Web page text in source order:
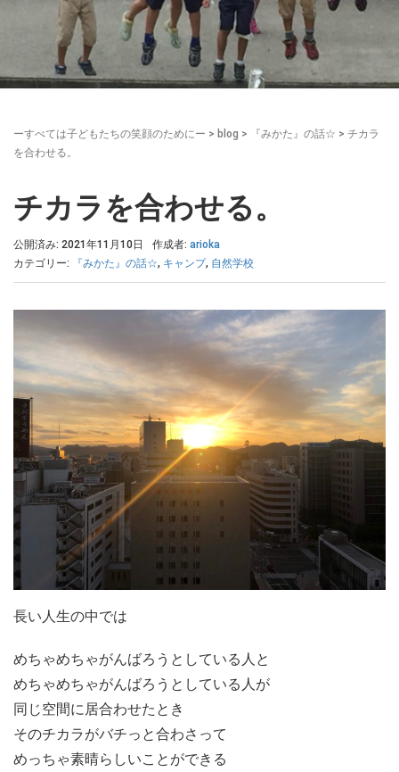
ーすべては子どもたちの笑顔のためにー > blog > 『みかた』の話☆ > チカラ
を合わせる。
チカラを合わせる。
公開済み: 2021年11月10日 作成者: arioka
カテゴリー:
『みかた』の話☆, キャンプ, 自然学校
長い人生の中では
めちゃめちゃがんばろうとしている人と
めちゃめちゃがんばろうとしている人が
同じ空間に居合わせたとき
そのチカラがバチっと合わさって
めっちゃ素晴らしいことができる